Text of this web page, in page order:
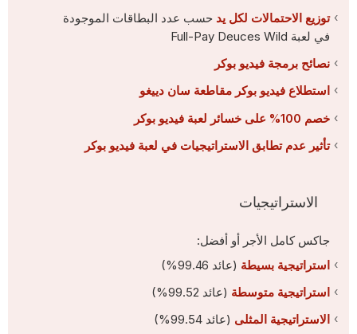
توزيع الاحتمالات لكل يدحسب عدد البطاقات الموجودة
في لعبة Full-Pay Deuces Wild
نصائح برمجة فيديو بوكر
استطلاع فيديو بوكر مقاطعة سان دييغو
خصم 100% على خسائر لعبة فيديو بوكر
تأثير عدم تطابق الاستراتيجيات في لعبة فيديو بوكر
الاستراتيجيات
جاكس كامل الأجر أو أفضل:
استراتيجية بسيطة(عائد 99.46%)
استراتيجية متوسطة(عائد 99.52%)
الاستراتيجية المثلى(عائد 99.54%)